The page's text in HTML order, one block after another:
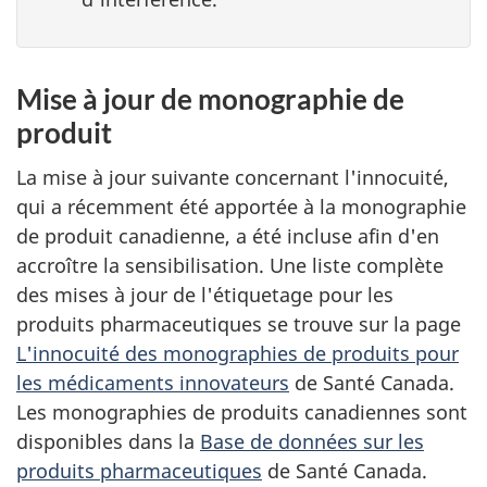
Mise à jour de monographie de
produit
La mise à jour suivante concernant l'innocuité,
qui a récemment été apportée à la monographie
de produit canadienne, a été incluse afin d'en
accroître la sensibilisation. Une liste complète
des mises à jour de l'étiquetage pour les
produits pharmaceutiques se trouve sur la page
L'innocuité des monographies de produits pour
les médicaments innovateurs de Santé Canada.
Les monographies de produits canadiennes sont
disponibles dans la Base de données sur les
produits pharmaceutiques de Santé Canada.